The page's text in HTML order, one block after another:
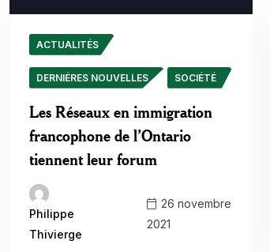
ACTUALITÉS
DERNIÉRES NOUVELLES SOCIÉTÉ
Les Réseaux en immigration
francophone de l’Ontario
tiennent leur forum
Philippe
Thivierge
26 novembre
2021